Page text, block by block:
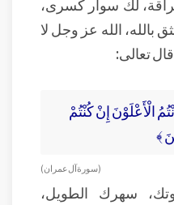
لك سوار كسرى،
بالله، الله عز وجل لا
تعالى:
الْأَعْلَوْنَ إِنْ كُنْتُمْ
﴾
( سورة آل عمران )
سهرك الطويل،